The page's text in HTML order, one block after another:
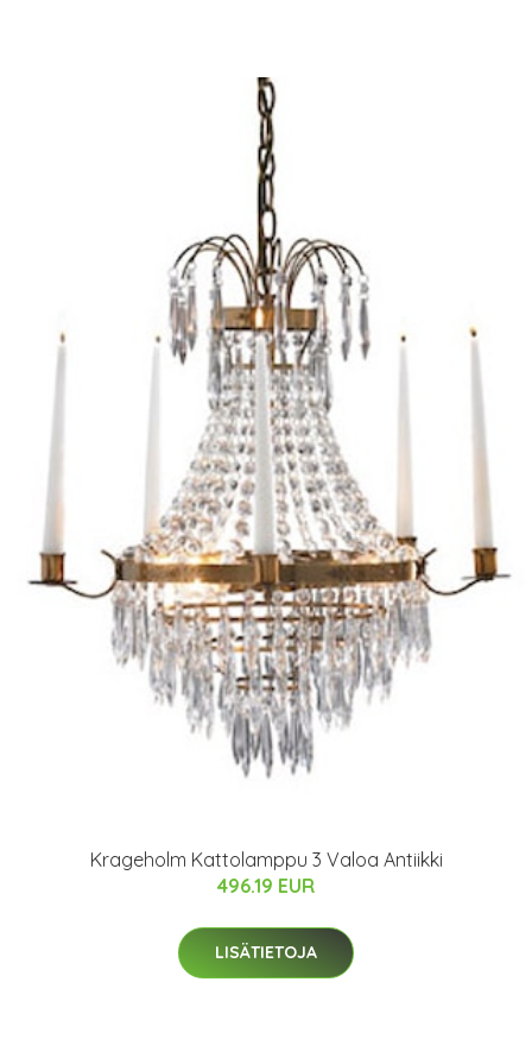
Krageholm Kattolamppu 3 Valoa Antiikki
496.19 EUR
LISÄTIETOJA